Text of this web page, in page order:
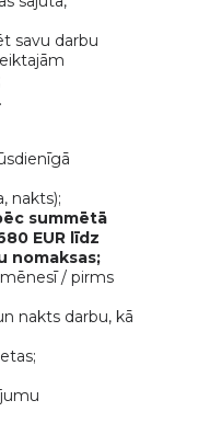
savu darbu
nakts);
summētā
EUR līdz
nomaksas;
/ pirms
nakts darbu, kā